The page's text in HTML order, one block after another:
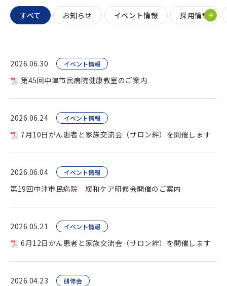
すべて お知らせ イベント情報 採用情報
2026.06.30 イベント情報
第45回中津市民病院健康教室のご案内
2026.06.24 イベント情報
7月10日がん患者と家族交流会（サロン絆）を開催します
2026.06.04 イベント情報
第19回中津市民病院 緩和ケア研修会開催のご案内
2026.05.21 イベント情報
6月12日がん患者と家族交流会（サロン絆）を開催します
2026.04.23 研修会